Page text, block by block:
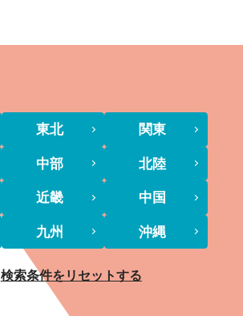
東北 関東
中部 北陸
近畿 中国
九州 沖縄
検索条件をリセットする